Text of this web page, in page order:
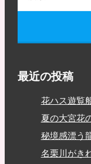
最近の投稿
花ハス遊覧
夏の大宮花
秘境感漂う
名栗川がき